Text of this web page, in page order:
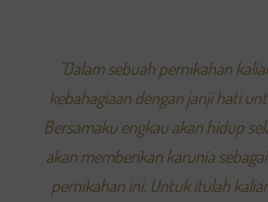
"Dalam sebuah pernikahan
kebahagiaan dengan janji hati
Bersamaku engkau akan hidup
akan memberikan karunia
pernikahan ini. Untuk itulah